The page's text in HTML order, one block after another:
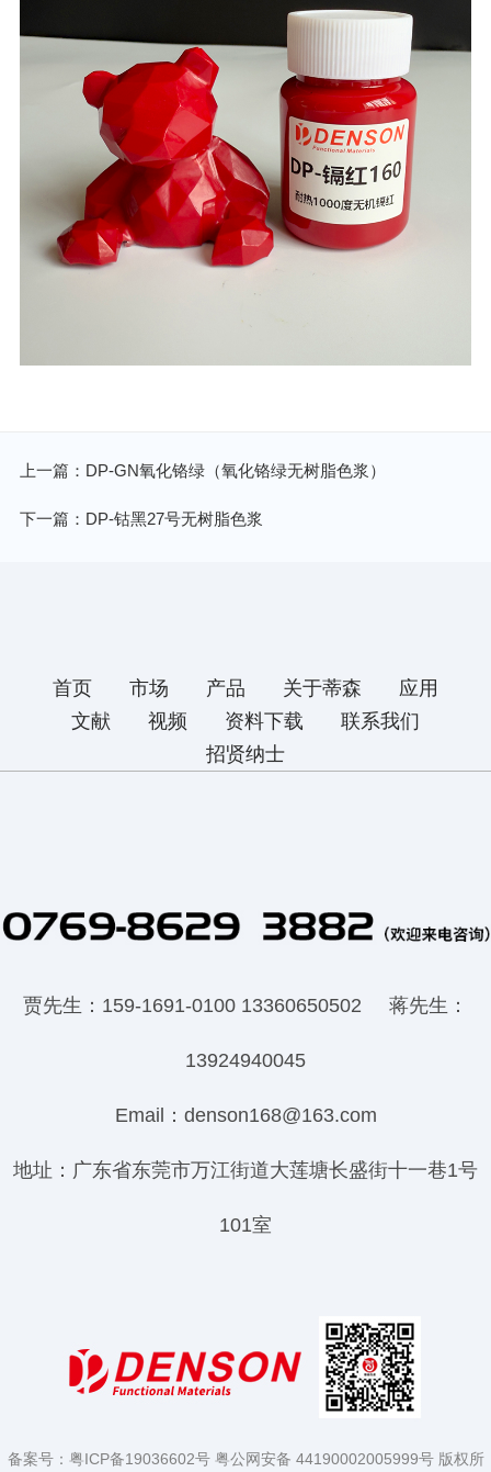
上一篇：DP-GN氧化铬绿（氧化铬绿无树脂色浆）
下一篇：DP-钴黑27号无树脂色浆
首页 市场 产品 关于蒂森
应用
文献
视频 资料下载
联系我们
招贤纳士
贾先生：159-1691-0100 13360650502 蒋先生：
13924940045
Email：denson168@163.com
地址：广东省东莞市万江街道大莲塘长盛街十一巷1号
101室
备案号： 粤ICP备19036602号 粤公网安备 44190002005999号版权所